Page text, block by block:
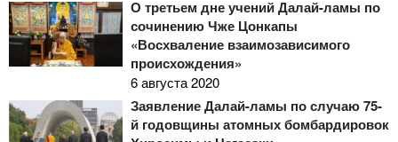
О третьем дне учений Далай-ламы по
сочинению Чже Цонкапы
«Восхваление взаимозависимого
происхождения»
6 августа 2020
Заявление Далай-ламы по случаю 75-
й годовщины атомных бомбардировок